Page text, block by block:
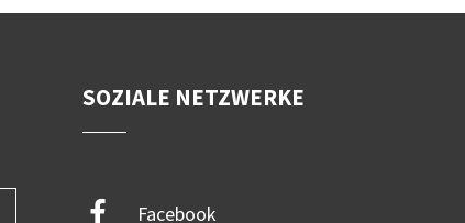
SOZIALE NETZWERKE
Facebook